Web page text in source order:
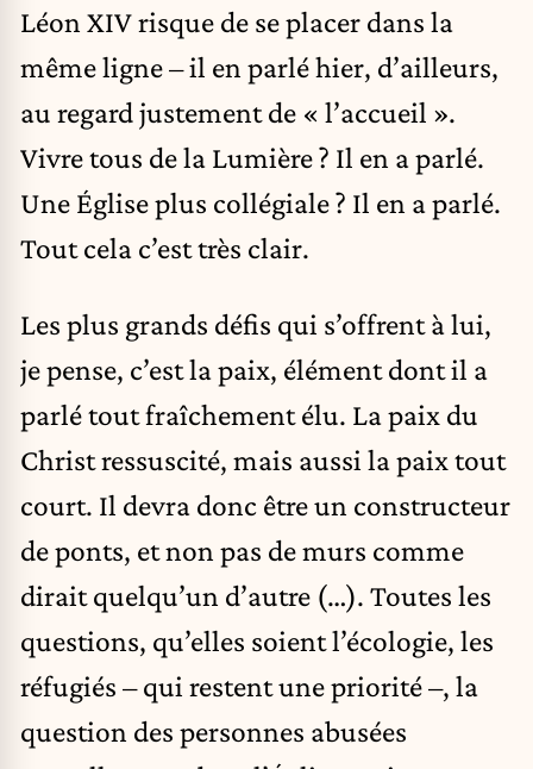
Léon XIV risque de se placer dans la
même ligne – il en parlé hier, d’ailleurs,
au regard justement de « l’accueil ».
Vivre tous de la Lumière ? Il en a parlé.
Une Église plus collégiale ? Il en a parlé.
Tout cela c’est très clair.
Les plus grands défis qui s’offrent à lui,
je pense, c’est la paix, élément dont il a
parlé tout fraîchement élu. La paix du
Christ ressuscité, mais aussi la paix tout
court. Il devra donc être un constructeur
de ponts, et non pas de murs comme
dirait quelqu’un d’autre (…). Toutes les
questions, qu’elles soient l’écologie, les
réfugiés – qui restent une priorité –, la
question des personnes abusées